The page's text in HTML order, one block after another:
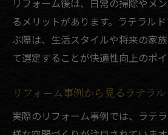
と特徴
リフォーム成功者が語る
談紹介
確認が重要
リフォーム検討時に役立
使い方
リフォーム後は、日常の掃除やメ
るメリットがあります。ラテラル
ぶ際は、生活スタイルや将来の家
て選定することが快適性向上のポイ
リフォーム事例から見るラテラ
実際のリフォーム事例では、ラテ